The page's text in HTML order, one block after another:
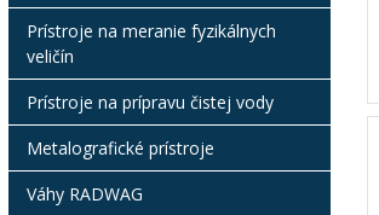
Prístroje na meranie fyzikálnych
veličín
Prístroje na prípravu čistej vody
Metalografické prístroje
Váhy RADWAG